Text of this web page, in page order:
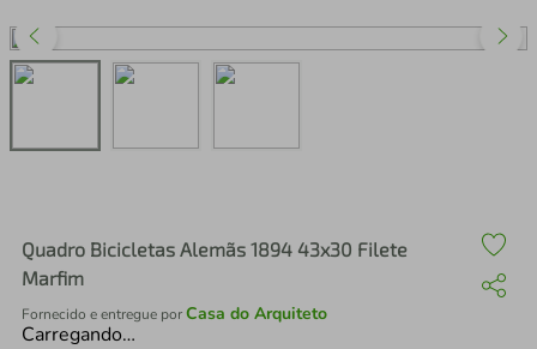
Quadro Bicicletas Alemãs 1894 43x30 Filete
Marfim
Fornecido e entregue porCasa do Arquiteto
Carregando…
perfume